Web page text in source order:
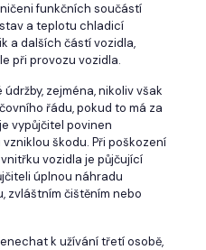
funkčních součástí
a teplotu chladicí
a dalších částí vozidla,
při provozu vozidla.
zejména, nikoliv však
řádu, pokud to má za
vypůjčitel povinen
škodu. Při poškození
vozidla je půjčující
úplnou náhradu
zvláštním čištěním nebo
k užívání třetí osobě,